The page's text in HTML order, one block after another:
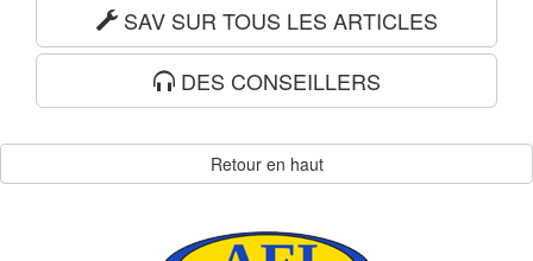
SAV SUR TOUS LES ARTICLES
DES CONSEILLERS
Retour en haut